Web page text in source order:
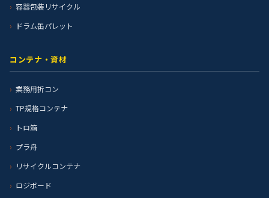
容器包装リサイクル
ドラム缶パレット
コンテナ・資材
業務用折コン
TP規格コンテナ
トロ箱
プラ舟
リサイクルコンテナ
ロジボード